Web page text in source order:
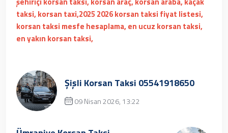
taksi, korsan taxi,2025 2026 korsan taksi fiyat listesi,
korsan taksi mesfe hesaplama, en ucuz korsan taksi,
en yakın korsan taksi,
Şişli Korsan Taksi 05541918650
09 Nisan 2026, 13:22